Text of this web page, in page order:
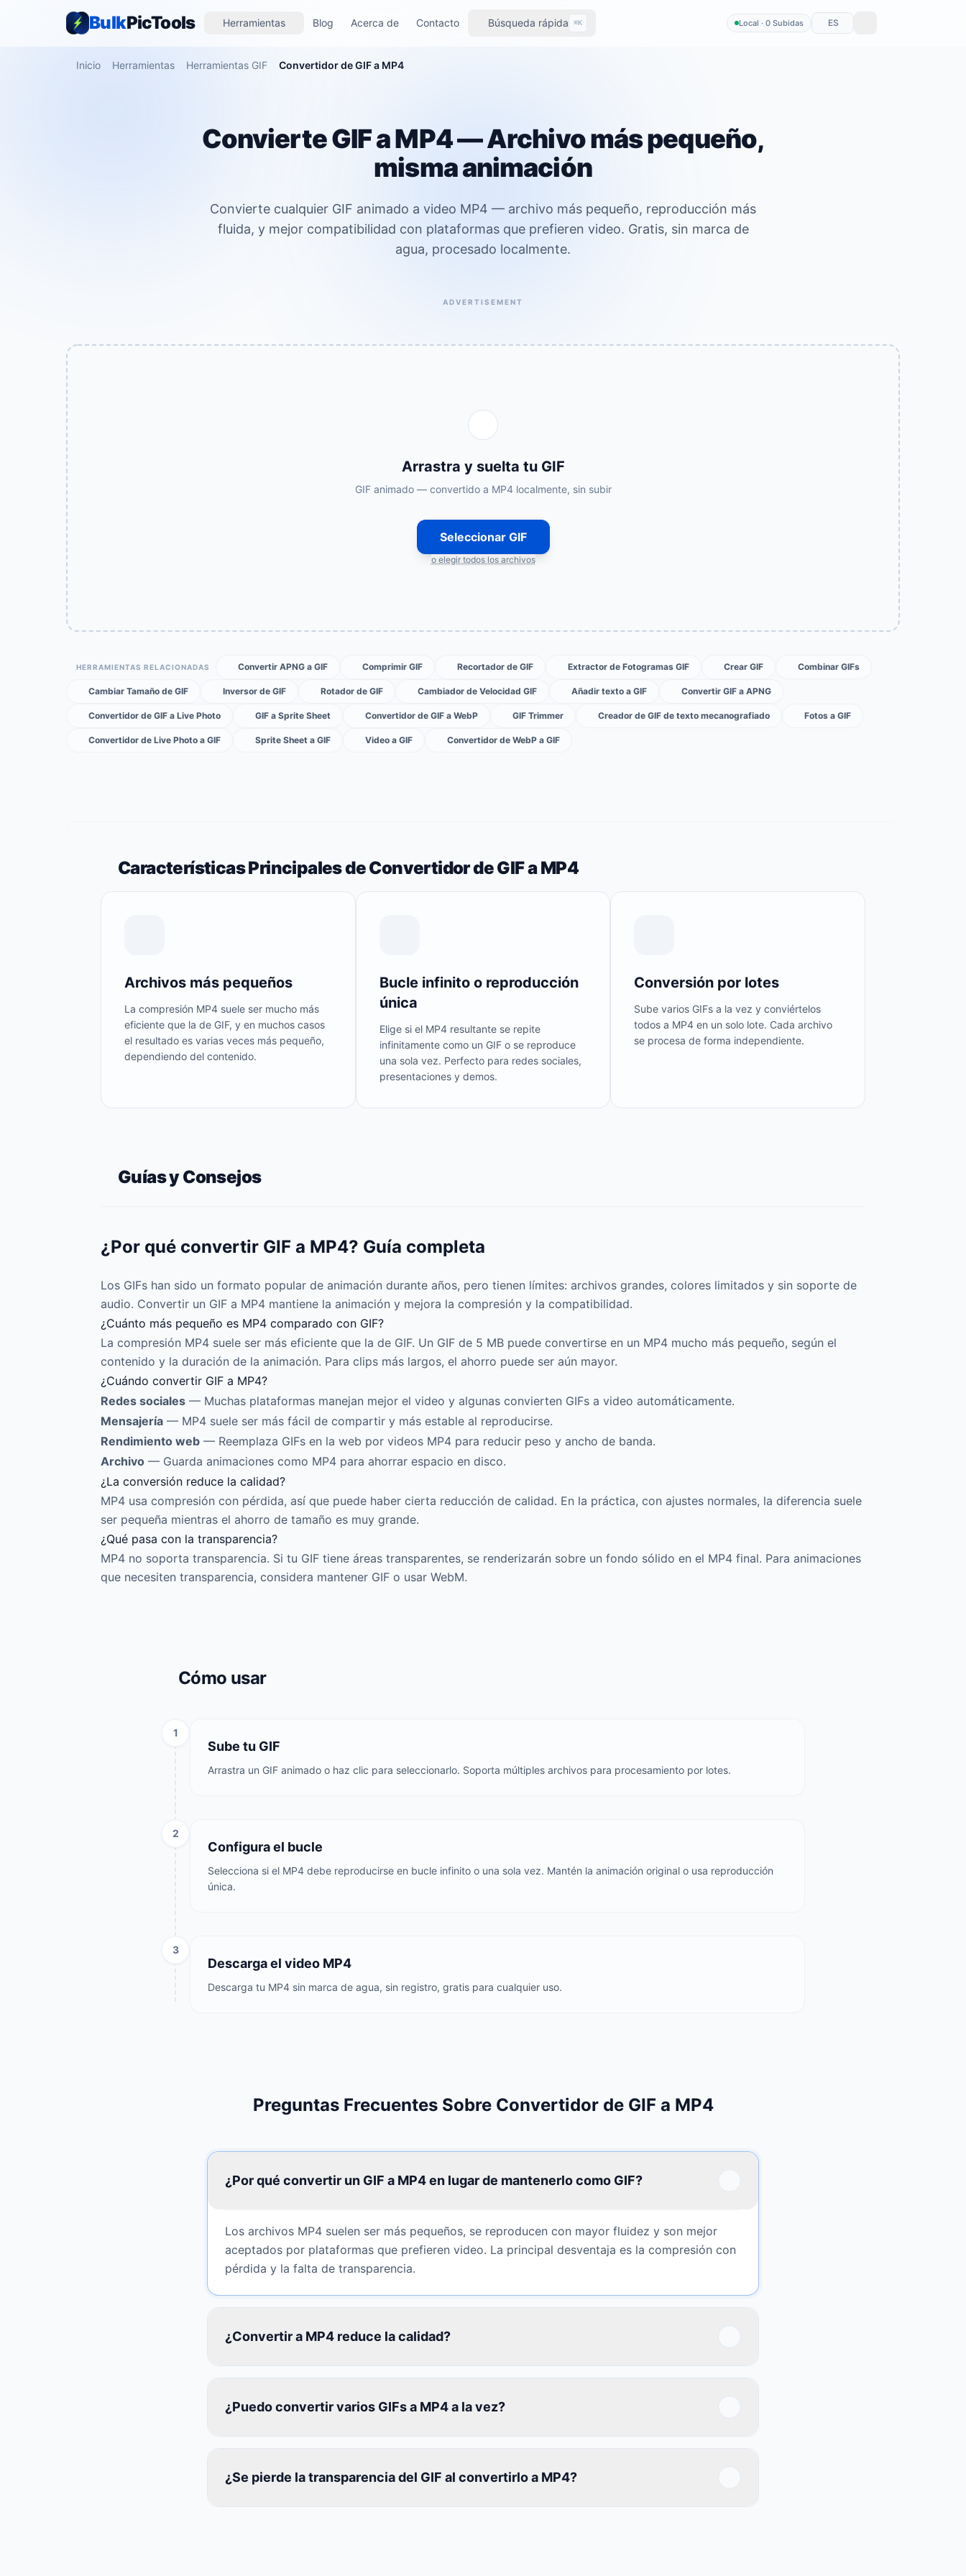
BulkPicTools Herramientas Blog Acerca de Contacto Búsqueda rápida ⌘K Local · 0 Subidas ES
Inicio Herramientas Herramientas GIF Convertidor de GIF a MP4
Convierte GIF a MP4 — Archivo más pequeño,
misma animación
Convierte cualquier GIF animado a video MP4 — archivo más pequeño, reproducción más
fluida, y mejor compatibilidad con plataformas que prefieren video. Gratis, sin marca de
agua, procesado localmente.
ADVERTISEMENT
Arrastra y suelta tu GIF
GIF animado — convertido a MP4 localmente, sin subir
Seleccionar GIF
o elegir todos los archivos
HERRAMIENTAS RELACIONADAS Convertir APNG a GIF Comprimir GIF Recortador de GIF Extractor de Fotogramas GIF Crear GIF Combinar GIFs
Cambiar Tamaño de GIF Inversor de GIF Rotador de GIF Cambiador de Velocidad GIF Añadir texto a GIF Convertir GIF a APNG
Convertidor de GIF a Live Photo GIF a Sprite Sheet Convertidor de GIF a WebP GIF Trimmer Creador de GIF de texto mecanografiado Fotos a GIF
Convertidor de Live Photo a GIF Sprite Sheet a GIF Video a GIF Convertidor de WebP a GIF
Características Principales de Convertidor de GIF a MP4
Archivos más pequeños
La compresión MP4 suele ser mucho más
eficiente que la de GIF, y en muchos casos
el resultado es varias veces más pequeño,
dependiendo del contenido.
Bucle infinito o reproducción
única
Elige si el MP4 resultante se repite
infinitamente como un GIF o se reproduce
una sola vez. Perfecto para redes sociales,
presentaciones y demos.
Conversión por lotes
Sube varios GIFs a la vez y conviértelos
todos a MP4 en un solo lote. Cada archivo
se procesa de forma independiente.
Guías y Consejos
¿Por qué convertir GIF a MP4? Guía completa
Los GIFs han sido un formato popular de animación durante años, pero tienen límites: archivos grandes, colores limitados y sin soporte de
audio. Convertir un GIF a MP4 mantiene la animación y mejora la compresión y la compatibilidad.
¿Cuánto más pequeño es MP4 comparado con GIF?
La compresión MP4 suele ser más eficiente que la de GIF. Un GIF de 5 MB puede convertirse en un MP4 mucho más pequeño, según el
contenido y la duración de la animación. Para clips más largos, el ahorro puede ser aún mayor.
¿Cuándo convertir GIF a MP4?
Redes sociales — Muchas plataformas manejan mejor el video y algunas convierten GIFs a video automáticamente.
Mensajería — MP4 suele ser más fácil de compartir y más estable al reproducirse.
Rendimiento web — Reemplaza GIFs en la web por videos MP4 para reducir peso y ancho de banda.
Archivo — Guarda animaciones como MP4 para ahorrar espacio en disco.
¿La conversión reduce la calidad?
MP4 usa compresión con pérdida, así que puede haber cierta reducción de calidad. En la práctica, con ajustes normales, la diferencia suele
ser pequeña mientras el ahorro de tamaño es muy grande.
¿Qué pasa con la transparencia?
MP4 no soporta transparencia. Si tu GIF tiene áreas transparentes, se renderizarán sobre un fondo sólido en el MP4 final. Para animaciones
que necesiten transparencia, considera mantener GIF o usar WebM.
Cómo usar
1
Sube tu GIF
Arrastra un GIF animado o haz clic para seleccionarlo. Soporta múltiples archivos para procesamiento por lotes.
2
Configura el bucle
Selecciona si el MP4 debe reproducirse en bucle infinito o una sola vez. Mantén la animación original o usa reproducción
única.
3
Descarga el video MP4
Descarga tu MP4 sin marca de agua, sin registro, gratis para cualquier uso.
Preguntas Frecuentes Sobre Convertidor de GIF a MP4
¿Por qué convertir un GIF a MP4 en lugar de mantenerlo como GIF?
Los archivos MP4 suelen ser más pequeños, se reproducen con mayor fluidez y son mejor
aceptados por plataformas que prefieren video. La principal desventaja es la compresión con
pérdida y la falta de transparencia.
¿Convertir a MP4 reduce la calidad?
¿Puedo convertir varios GIFs a MP4 a la vez?
¿Se pierde la transparencia del GIF al convertirlo a MP4?